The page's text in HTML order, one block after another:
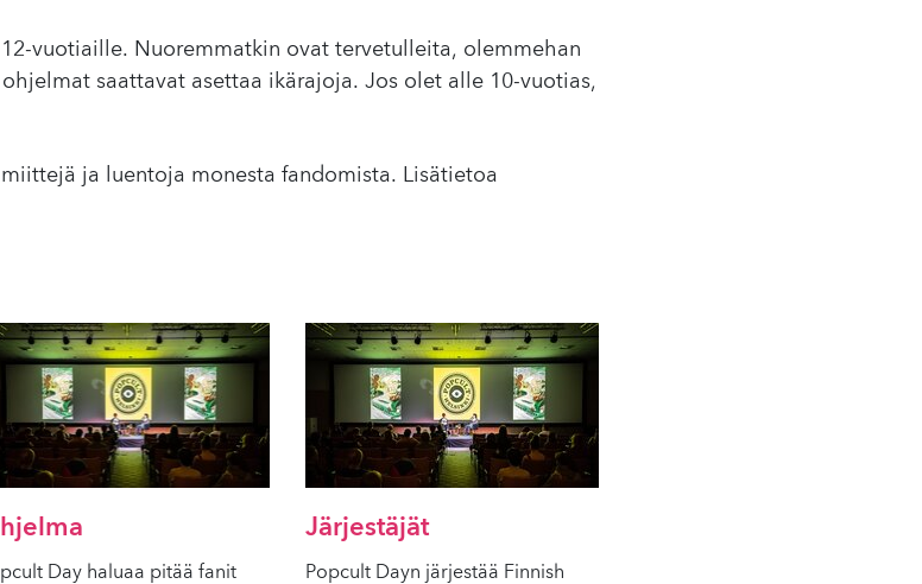
vuotiaille. Nuoremmatkin ovat tervetulleita, olemmehan
saattavat asettaa ikärajoja. Jos olet alle 10-vuotias,
ja luentoja monesta fandomista. Lisätietoa
Day haluaa pitää fanit
Järjestäjät
Popcult Dayn järjestää Finnish